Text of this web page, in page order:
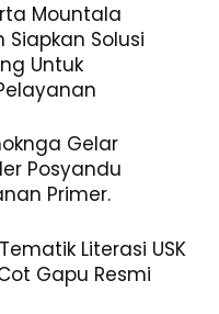
Mountala
Solusi
Untuk
Gelar
Posyandu
Primer.
Literasi USK
Gapu Resmi